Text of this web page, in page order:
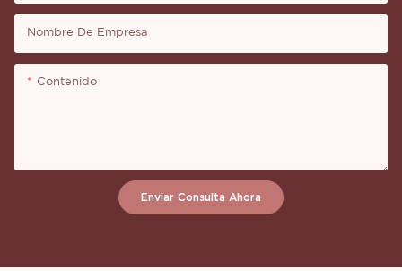
Nombre De Empresa
Contenido
Enviar Consulta Ahora